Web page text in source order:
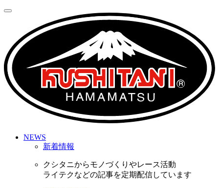
NEWS
新着情報
クシタニからモノづくりやレース活動
ライテクなどの記事を定期配信しています